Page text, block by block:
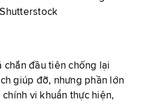
chắn đầu tiên chống lại
giúp đỡ, nhưng phần lớn
vi khuẩn thực hiện,